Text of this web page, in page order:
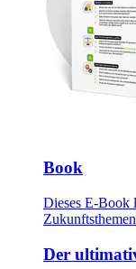
Book
Dieses E-Book
Der